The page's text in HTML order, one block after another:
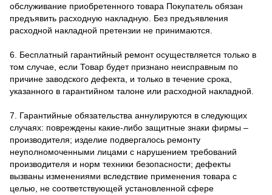
обслуживание приобретенного товара Покупатель обязан
предъявить расходную накладную. Без предъявления
расходной накладной претензии не принимаются.
6. Бесплатный гарантийный ремонт осуществляется только в
том случае, если Товар будет признано неисправным по
причине заводского дефекта, и только в течение срока,
указанного в гарантийном талоне или расходной накладной.
7. Гарантийные обязательства аннулируются в следующих
случаях: повреждены какие-либо защитные знаки фирмы –
производителя; изделие подвергалось ремонту
неуполномоченными лицами с нарушением требований
производителя и норм техники безопасности; дефекты
вызваны изменениями вследствие применения товара с
целью, не соответствующей установленной сфере